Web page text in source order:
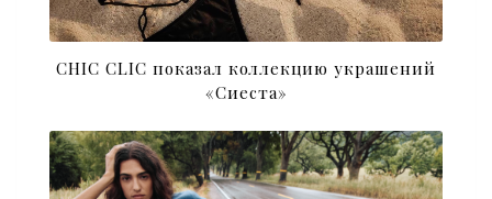
CHIC CLIC показал коллекцию украшений
«Сиеста»